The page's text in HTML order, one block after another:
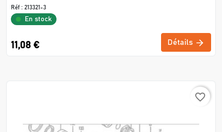
Réf : 213321-3
En stock
11,08 € Détails
favorite_border